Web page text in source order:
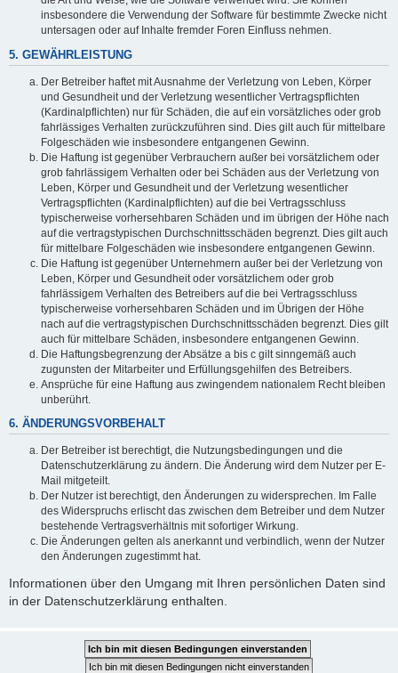
insbesondere die Verwendung der Software für bestimmte Zwecke nicht
untersagen oder auf Inhalte fremder Foren Einfluss nehmen.
5. GEWÄHRLEISTUNG
Der Betreiber haftet mit Ausnahme der Verletzung von Leben, Körper
und Gesundheit und der Verletzung wesentlicher Vertragspflichten
(Kardinalpflichten) nur für Schäden, die auf ein vorsätzliches oder grob
fahrlässiges Verhalten zurückzuführen sind. Dies gilt auch für mittelbare
Folgeschäden wie insbesondere entgangenen Gewinn.
Die Haftung ist gegenüber Verbrauchern außer bei vorsätzlichem oder
grob fahrlässigem Verhalten oder bei Schäden aus der Verletzung von
Leben, Körper und Gesundheit und der Verletzung wesentlicher
Vertragspflichten (Kardinalpflichten) auf die bei Vertragsschluss
typischerweise vorhersehbaren Schäden und im übrigen der Höhe nach
auf die vertragstypischen Durchschnittsschäden begrenzt. Dies gilt auch
für mittelbare Folgeschäden wie insbesondere entgangenen Gewinn.
Die Haftung ist gegenüber Unternehmern außer bei der Verletzung von
Leben, Körper und Gesundheit oder vorsätzlichem oder grob
fahrlässigem Verhalten des Betreibers auf die bei Vertragsschluss
typischerweise vorhersehbaren Schäden und im Übrigen der Höhe
nach auf die vertragstypischen Durchschnittsschäden begrenzt. Dies gilt
auch für mittelbare Schäden, insbesondere entgangenen Gewinn.
Die Haftungsbegrenzung der Absätze a bis c gilt sinngemäß auch
zugunsten der Mitarbeiter und Erfüllungsgehilfen des Betreibers.
Ansprüche für eine Haftung aus zwingendem nationalem Recht bleiben
unberührt.
6. ÄNDERUNGSVORBEHALT
Der Betreiber ist berechtigt, die Nutzungsbedingungen und die
Datenschutzerklärung zu ändern. Die Änderung wird dem Nutzer per E-
Mail mitgeteilt.
Der Nutzer ist berechtigt, den Änderungen zu widersprechen. Im Falle
des Widerspruchs erlischt das zwischen dem Betreiber und dem Nutzer
bestehende Vertragsverhältnis mit sofortiger Wirkung.
Die Änderungen gelten als anerkannt und verbindlich, wenn der Nutzer
den Änderungen zugestimmt hat.
Informationen über den Umgang mit Ihren persönlichen Daten sind
in der Datenschutzerklärung enthalten.